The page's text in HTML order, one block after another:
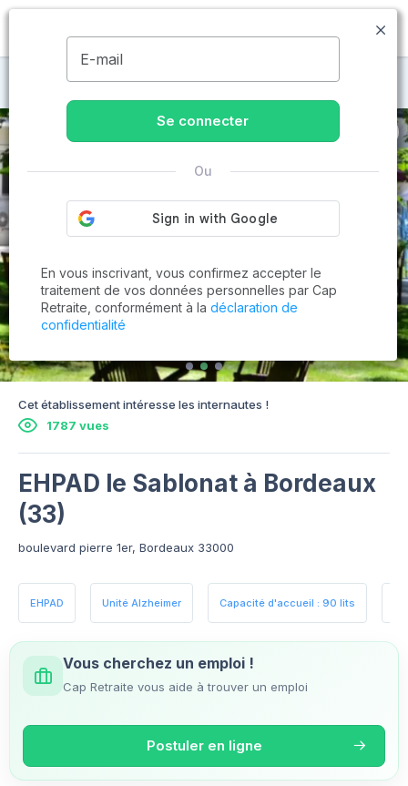
MENU
Maisons de retraite à Bordeaux
Cet établissement intéresse les internautes !
1787 vues
EHPAD le Sablonat à Bordeaux
(33)
boulevard pierre 1er, Bordeaux 33000
EHPAD Unité Alzheimer Capacité d'accueil : 90 lits
Vous cherchez un emploi !
Cap Retraite vous aide à trouver un emploi
Postuler en ligne
E-mail
Se connecter
Ou
En vous inscrivant, vous confirmez accepter le
traitement de vos données personnelles par Cap
Retraite, conformément à la déclaration de
confidentialité